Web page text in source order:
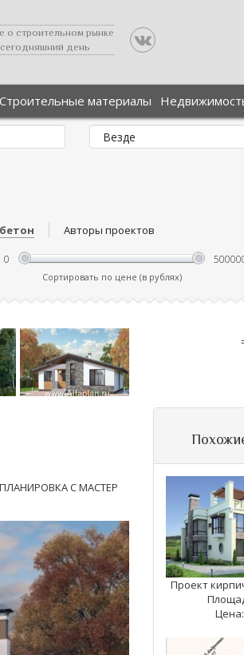
о строительном рынке
день
Строительные материалы
Авторы проектов
Сортировать по цене (в рублях)
С МАСТЕР
Проект